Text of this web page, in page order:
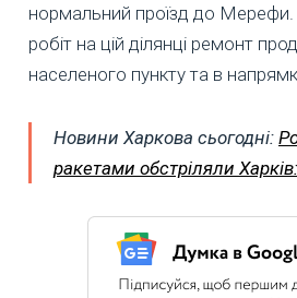
нормальний проїзд до
робіт на цій ділянці ремонт
населеного пункту та в
Новини Харкова сьогодні:
ракетами обстріляли